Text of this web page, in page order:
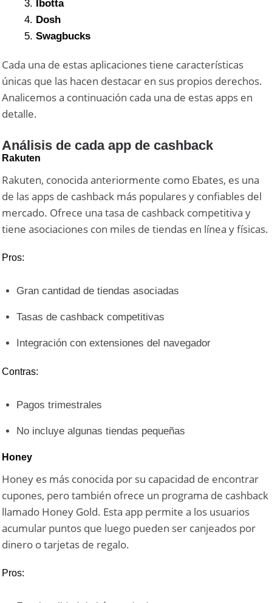
Ibotta
Dosh
Swagbucks
Cada una de estas aplicaciones tiene características
únicas que las hacen destacar en sus propios derechos.
Analicemos a continuación cada una de estas apps en
detalle.
Análisis de cada app de cashback
Rakuten
Rakuten, conocida anteriormente como Ebates, es una
de las apps de cashback más populares y confiables del
mercado. Ofrece una tasa de cashback competitiva y
tiene asociaciones con miles de tiendas en línea y físicas.
Pros:
Gran cantidad de tiendas asociadas
Tasas de cashback competitivas
Integración con extensiones del navegador
Contras:
Pagos trimestrales
No incluye algunas tiendas pequeñas
Honey
Honey es más conocida por su capacidad de encontrar
cupones, pero también ofrece un programa de cashback
llamado Honey Gold. Esta app permite a los usuarios
acumular puntos que luego pueden ser canjeados por
dinero o tarjetas de regalo.
Pros: